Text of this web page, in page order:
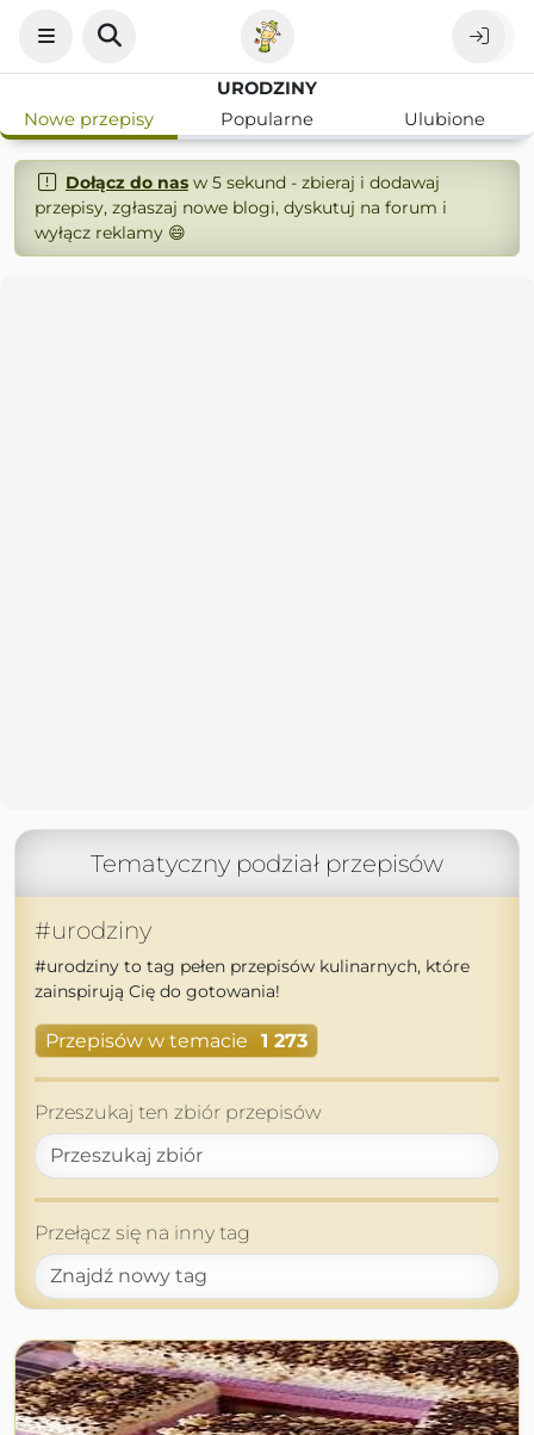
URODZINY
Nowe przepisy
Popularne Ulubione
Dołącz do nasw 5 sekund - zbieraj i dodawaj
przepisy, zgłaszaj nowe blogi, dyskutuj na forum i
wyłącz reklamy 😄
Tematyczny podział przepisów
#urodziny
#urodziny to tag pełen przepisów kulinarnych, które
zainspirują Cię do gotowania!
Przepisów w temacie 1 273
Przeszukaj ten zbiór przepisów
Przełącz się na inny tag